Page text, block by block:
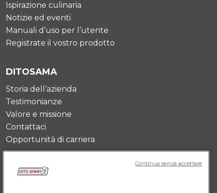
Ispirazione culinaria
Notizie ed eventi
Manuali d’uso per l’utente
Registrate il vostro prodotto
DITOSAMA
Storia dell’azienda
Testimonianze
Valore e missione
Contattaci
Opportunità di carriera
POLICY IT Continua senza accettare